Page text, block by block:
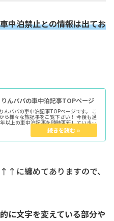
中泊禁止との情報は出てお
りんパパの車中泊記事TOPページ
んパパの車中泊記事TOPページです。 こ
ら様々な旅記事をご覧下さい！ 今後も過
以上の車中泊記事を随時更新していきま
★各種トップページはこちらからどうぞ育
ンガTOP車中泊TOPきょうだい児TOPウー
キサイト...
に纏めてありますので、
に文字を変えている部分や